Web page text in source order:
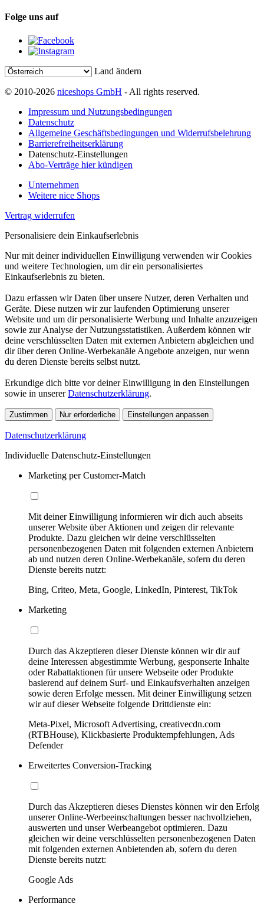
Folge uns auf
Land ändern
© 2010-2026 niceshops GmbH - All rights reserved.
Impressum und Nutzungsbedingungen
Datenschutz
Allgemeine Geschäftsbedingungen und Widerrufsbelehrung
Barrierefreiheitserklärung
Datenschutz-Einstellungen
Abo-Verträge hier kündigen
Unternehmen
Weitere nice Shops
Vertrag widerrufen
Personalisiere dein Einkaufserlebnis
Nur mit deiner individuellen Einwilligung verwenden wir Cookies
und weitere Technologien, um dir ein personalisiertes
Einkaufserlebnis zu bieten.
Dazu erfassen wir Daten über unsere Nutzer, deren Verhalten und
Geräte. Diese nutzen wir zur laufenden Optimierung unserer
Website und um dir personalisierte Werbung und Inhalte anzuzeigen
sowie zur Analyse der Nutzungsstatistiken. Außerdem können wir
deine verschlüsselten Daten mit externen Anbietern abgleichen und
dir über deren Online-Werbekanäle Angebote anzeigen, nur wenn
du deren Dienste bereits selbst nutzt.
Erkundige dich bitte vor deiner Einwilligung in den Einstellungen
sowie in unsererDatenschutzerklärung.
Zustimmen Nur erforderliche Einstellungen anpassen
Datenschutzerklärung
Individuelle Datenschutz-Einstellungen
Marketing per Customer-Match
Mit deiner Einwilligung informieren wir dich auch abseits
unserer Website über Aktionen und zeigen dir relevante
Produkte. Dazu gleichen wir deine verschlüsselten
personenbezogenen Daten mit folgenden externen Anbietern
ab und nutzen deren Online-Werbekanäle, sofern du deren
Dienste bereits nutzt:
Bing, Criteo, Meta, Google, LinkedIn, Pinterest, TikTok
Marketing
Durch das Akzeptieren dieser Dienste können wir dir auf
deine Interessen abgestimmte Werbung, gesponserte Inhalte
oder Rabattaktionen für unsere Webseite oder Produkte
basierend auf deinem Surf- und Einkaufsverhalten anzeigen
sowie deren Erfolge messen. Mit deiner Einwilligung setzen
wir auf dieser Webseite folgende Drittdienste ein:
Meta-Pixel, Microsoft Advertising, creativecdn.com
(RTBHouse), Klickbasierte Produktempfehlungen, Ads
Defender
Erweitertes Conversion-Tracking
Durch das Akzeptieren dieses Dienstes können wir den Erfolg
unserer Online-Werbeeinschaltungen besser nachvollziehen,
auswerten und unser Werbeangebot optimieren. Dazu
gleichen wir deine verschlüsselten personenbezogenen Daten
mit folgenden externen Anbietenden ab, sofern du deren
Dienste bereits nutzt:
Google Ads
Performance